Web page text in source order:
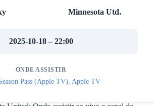
Minnesota Utd.
2025-10-18 – 22:00
ONDE ASSISTIR
Pass (Apple TV), Apple TV